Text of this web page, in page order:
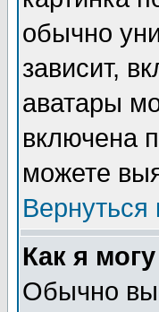
обычно
зависит,
аватары
включена
можете
Вернуться
Как я
Обычно вы